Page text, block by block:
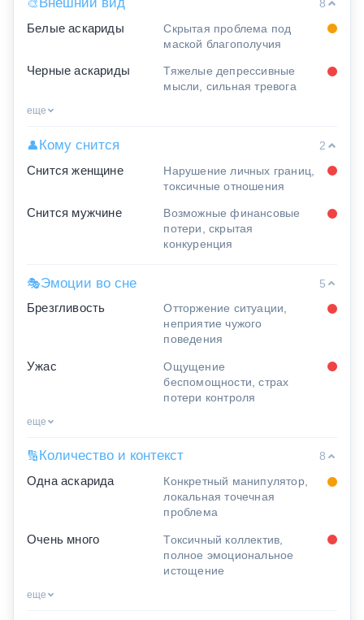
🎨
8
Белые аскариды
Скрытая проблема под
маской благополучия
Черные аскариды
Тяжелые депрессивные
мысли, сильная тревога
еще
👤Кому снится
2
Снится женщине
Нарушение личных границ,
токсичные отношения
Снится мужчине
Возможные финансовые
потери, скрытая
конкуренция
🎭Эмоции во сне
5
Брезгливость
Отторжение ситуации,
неприятие чужого
поведения
Ужас
Ощущение
беспомощности, страх
потери контроля
еще
🔢 Количество и контекст
8
Одна аскарида
Конкретный манипулятор,
локальная точечная
проблема
Очень много
Токсичный коллектив,
полное эмоциональное
истощение
еще